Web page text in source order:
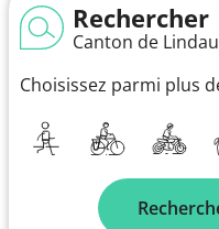
Rechercher
Canton de Lindau
Choisissez parmi plus